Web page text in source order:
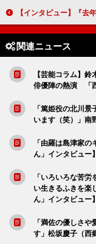
【インタビュー】『去年の冬、きみと別れ』山本美月「できるだけ予備知識なしで見て、だま
関連ニュース
【芸能コラム】
俳優陣の熱演 「
「篤姫役の北川
います（笑）」南
「由羅は島津家
ん」インタビュー】
「いろいろな苦
い生きるふきを楽
ん」インタビュー】
「満佐の優しさ
す」松坂慶子（西